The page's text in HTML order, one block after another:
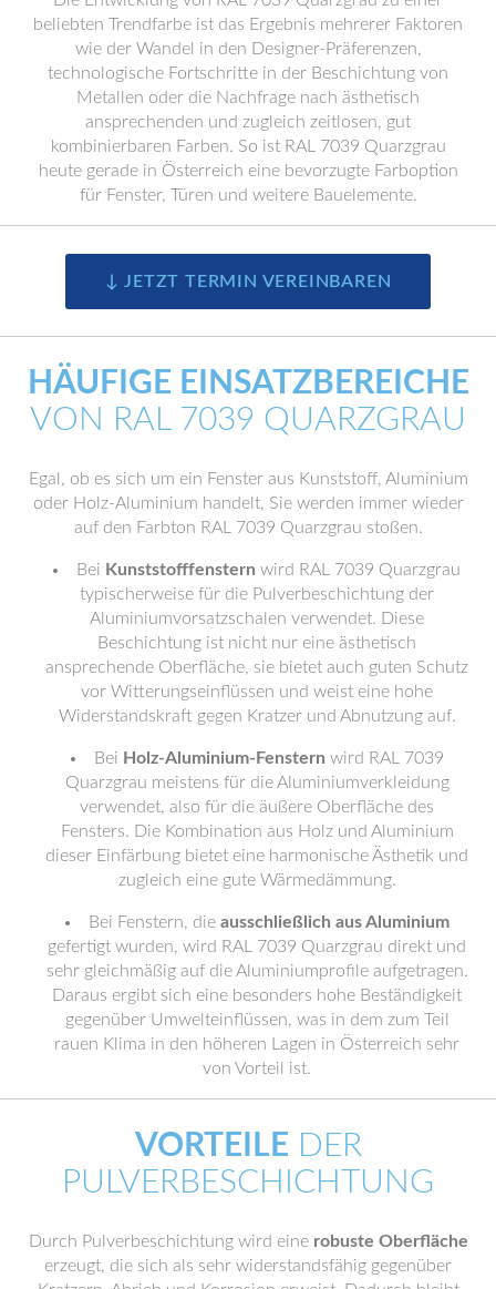
beliebten Trendfarbe ist das Ergebnis mehrerer Faktoren
wie der Wandel in den Designer-Präferenzen,
technologische Fortschritte in der Beschichtung von
Metallen oder die Nachfrage nach ästhetisch
ansprechenden und zugleich zeitlosen, gut
kombinierbaren Farben. So ist RAL 7039 Quarzgrau
heute gerade in Österreich eine bevorzugte Farboption
für Fenster, Türen und weitere Bauelemente.
↓ JETZT TERMIN VEREINBAREN
HÄUFIGE EINSATZBEREICHE
VON RAL 7039 QUARZGRAU
Egal, ob es sich um ein Fenster aus Kunststoff, Aluminium
oder Holz-Aluminium handelt, Sie werden immer wieder
auf den Farbton RAL 7039 Quarzgrau stoßen.
Bei Kunststofffenstern wird RAL 7039 Quarzgrau
typischerweise für die Pulverbeschichtung der
Aluminiumvorsatzschalen verwendet. Diese
Beschichtung ist nicht nur eine ästhetisch
ansprechende Oberfläche, sie bietet auch guten Schutz
vor Witterungseinflüssen und weist eine hohe
Widerstandskraft gegen Kratzer und Abnutzung auf.
Bei Holz-Aluminium-Fenstern wird RAL 7039
Quarzgrau meistens für die Aluminiumverkleidung
verwendet, also für die äußere Oberfläche des
Fensters. Die Kombination aus Holz und Aluminium
dieser Einfärbung bietet eine harmonische Ästhetik und
zugleich eine gute Wärmedämmung.
Bei Fenstern, die ausschließlich aus Aluminium
gefertigt wurden, wird RAL 7039 Quarzgrau direkt und
sehr gleichmäßig auf die Aluminiumprofile aufgetragen.
Daraus ergibt sich eine besonders hohe Beständigkeit
gegenüber Umwelteinflüssen, was in dem zum Teil
rauen Klima in den höheren Lagen in Österreich sehr
von Vorteil ist.
VORTEILE DER
PULVERBESCHICHTUNG
Durch Pulverbeschichtung wird eine robuste Oberfläche
erzeugt, die sich als sehr widerstandsfähig gegenüber